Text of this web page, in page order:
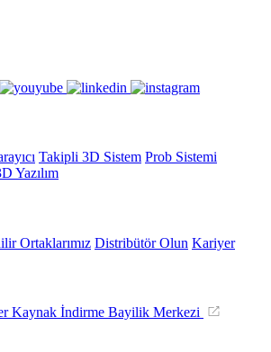
Takipli 3D Sistem Prob Sistemi
Yazılım
Ortaklarımız Distribütör Olun Kariyer
Kaynak İndirme Bayilik Merkezi